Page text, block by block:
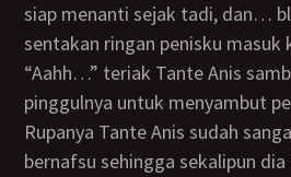
siap menanti sejak tadi, dan…
sentakan ringan penisku masuk
“Aahh…” teriak Tante Anis sambil menaikkan
pinggulnya untuk menyambut
Rupanya Tante Anis sudah sangat terangsang dan
bernafsu sehingga sekalipun